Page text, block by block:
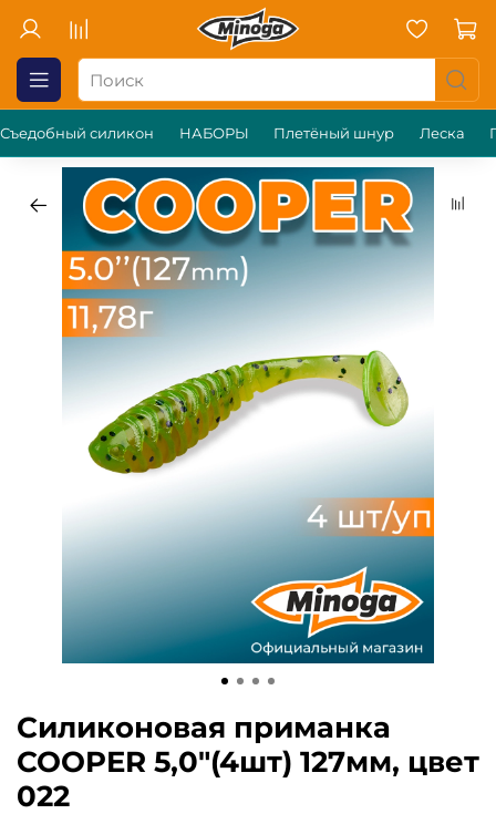
Съедобный силикон НАБОРЫ Плетёный шнур Леска
Силиконовая приманка
COOPER 5,0"(4шт) 127мм, цвет
022